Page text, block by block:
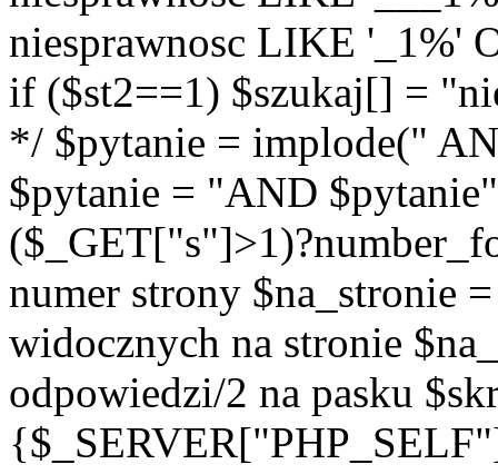
niesprawnosc LIKE '_1%'
if ($st2==1) $szukaj[] =
*/ $pytanie = implode("
$pytanie = "AND
numer strony $na_stronie
widocznych na stronie
odpowiedzi/2 na pasku